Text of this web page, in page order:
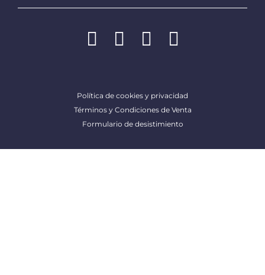
Política de cookies y privacidad
Términos y Condiciones de Venta
Formulario de desistimiento